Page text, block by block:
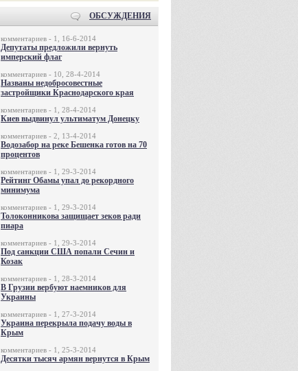
ОБСУЖДЕНИЯ
комментариев - 1, 16-6-2014
Депутаты предложили вернуть
имперский флаг
комментариев - 10, 28-4-2014
Названы недобросовестные
застройщики Краснодарского края
комментариев - 1, 28-4-2014
Киев выдвинул ультиматум Донецку
комментариев - 2, 13-4-2014
Водозабор на реке Бешенка готов на 70
процентов
комментариев - 1, 29-3-2014
Рейтинг Обамы упал до рекордного
минимума
комментариев - 1, 29-3-2014
Толоконникова защищает зеков ради
пиара
комментариев - 1, 29-3-2014
Под санкции США попали Сечин и
Козак
комментариев - 1, 28-3-2014
В Грузии вербуют наемников для
Украины
комментариев - 1, 27-3-2014
Украина перекрыла подачу воды в
Крым
комментариев - 1, 25-3-2014
Десятки тысяч армян вернутся в Крым